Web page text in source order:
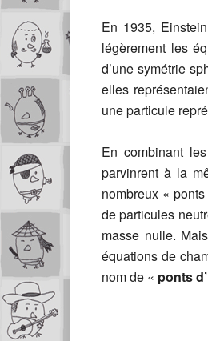
En 1935,
légèrement les
d’une symétrie
elles
une particule
En combinant
parvinrent à la
nombreux «
de particules
masse nulle.
équations de
nom de « ponts